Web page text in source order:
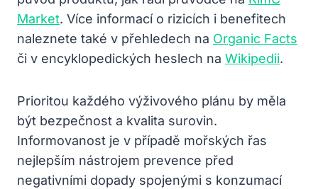
Market. Více informací o rizicích i benefitech
naleznete také v přehledech na Organic Facts
či v encyklopedických heslech na Wikipedii.
Prioritou každého výživového plánu by měla
být bezpečnost a kvalita surovin.
Informovanost je v případě mořských řas
nejlepším nástrojem prevence před
negativními dopady spojenými s konzumací